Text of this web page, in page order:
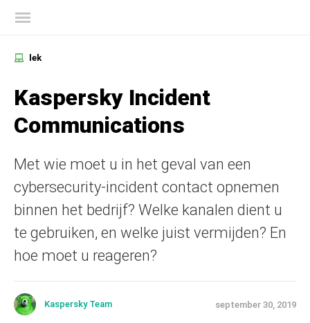
lek
Kaspersky Incident
Communications
Met wie moet u in het geval van een
cybersecurity-incident contact opnemen
binnen het bedrijf? Welke kanalen dient u
te gebruiken, en welke juist vermijden? En
hoe moet u reageren?
Kaspersky Team september 30, 2019